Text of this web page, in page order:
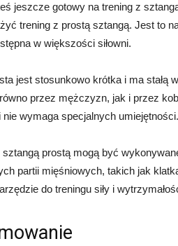
jeszcze gotowy na trening z
trening z prostą sztangą. Jest to
w większości siłowni.
jest stosunkowo krótka i ma
przez mężczyzn, jak i przez
nie wymaga specjalnych umiejętności.
prostą mogą być
partii mięśniowych, takich jak
do treningu siły i